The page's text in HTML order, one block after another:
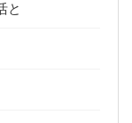
と